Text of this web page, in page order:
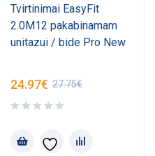
Tvirtinimai EasyFit
2.0M12 pakabinamam
unitazui / bide Pro New
27.75€
24.97€